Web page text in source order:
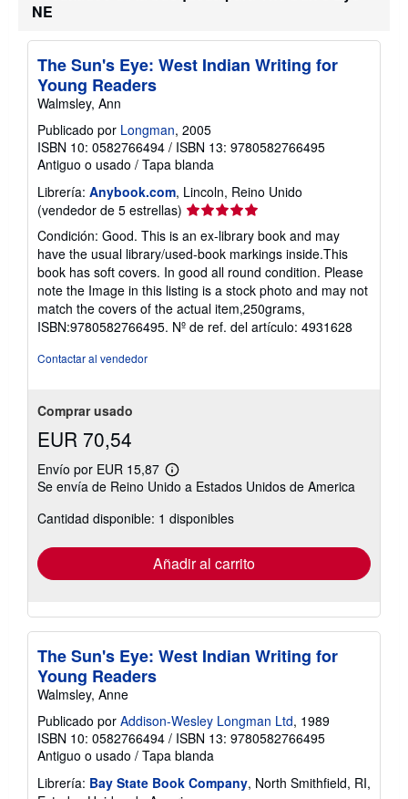
r
l
i
s
e
e
n
v
í
NE
The Sun's Eye: West Indian Writing for
Young Readers
Walmsley, Ann
Publicado por Longman, 2005
ISBN 10: 0582766494 / ISBN 13: 9780582766495
Antiguo o usado / Tapa blanda
Librería: Anybook.com, Lincoln, Reino Unido
(vendedor de 5 estrellas) Calificación
vendedor:
5
de
5
estrellas
Condición: Good. This is an ex-library book and may
have the usual library/used-book markings inside.This
book has soft covers. In good all round condition. Please
note the Image in this listing is a stock photo and may not
match the covers of the actual item,250grams,
ISBN:9780582766495. Nº de ref. del artículo: 4931628
Contactar al vendedor
Comprar usado
EUR 70,54
Envío por EUR 15,87
Más
información
las
tarifas
envío
Se envía de Reino Unido a Estados Unidos de America
Cantidad disponible: 1 disponibles
Añadir al carrito
The Sun's Eye: West Indian Writing for
Young Readers
Walmsley, Anne
Publicado por Addison-Wesley Longman Ltd, 1989
ISBN 10: 0582766494 / ISBN 13: 9780582766495
Antiguo o usado / Tapa blanda
Librería: Bay State Book Company, North Smithfield, RI,